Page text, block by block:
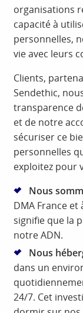
organisations
capacité à
personnelles,
vie avec leurs
Clients,
Sendethic,
transparence
et de notre
sécuriser ce
personnelles
exploitez pour
Nous
DMA France
signifie que la
notre ADN.
Nous
dans un
24/7. Cet